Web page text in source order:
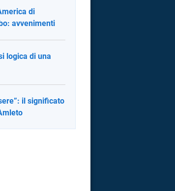
di
avvenimenti
logica di una
il significato